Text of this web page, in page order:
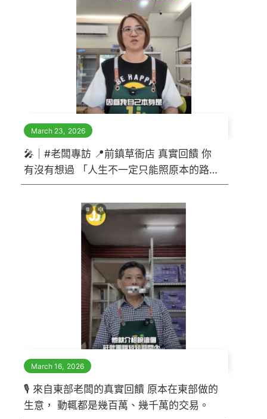
March 23, 2026
🎤｜#老闆專訪 📍前鎮草衙店 真實回饋 你
有沒有想過 「人生不一定只能照原本的路
走？」
March 16, 2026
🎙 來自東部老闆的真實回饋 原本在東部做的
生意， 動輒都是幾百萬、幾千萬的交易。